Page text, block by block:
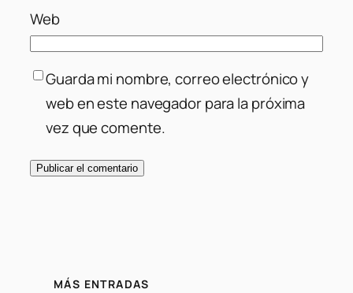
Web
Guarda mi nombre, correo electrónico y
web en este navegador para la próxima
vez que comente.
MÁS ENTRADAS